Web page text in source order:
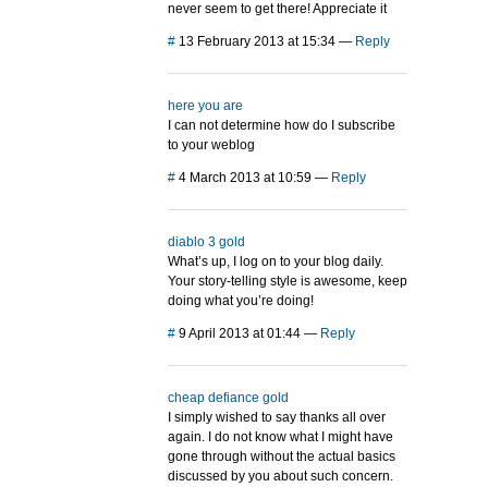
never seem to get there! Appreciate it
# 13 February 2013 at 15:34 — Reply
here you are
I can not determine how do I subscribe
to your weblog
# 4 March 2013 at 10:59 — Reply
diablo 3 gold
What’s up, I log on to your blog daily.
Your story-telling style is awesome, keep
doing what you’re doing!
# 9 April 2013 at 01:44 — Reply
cheap defiance gold
I simply wished to say thanks all over
again. I do not know what I might have
gone through without the actual basics
discussed by you about such concern.